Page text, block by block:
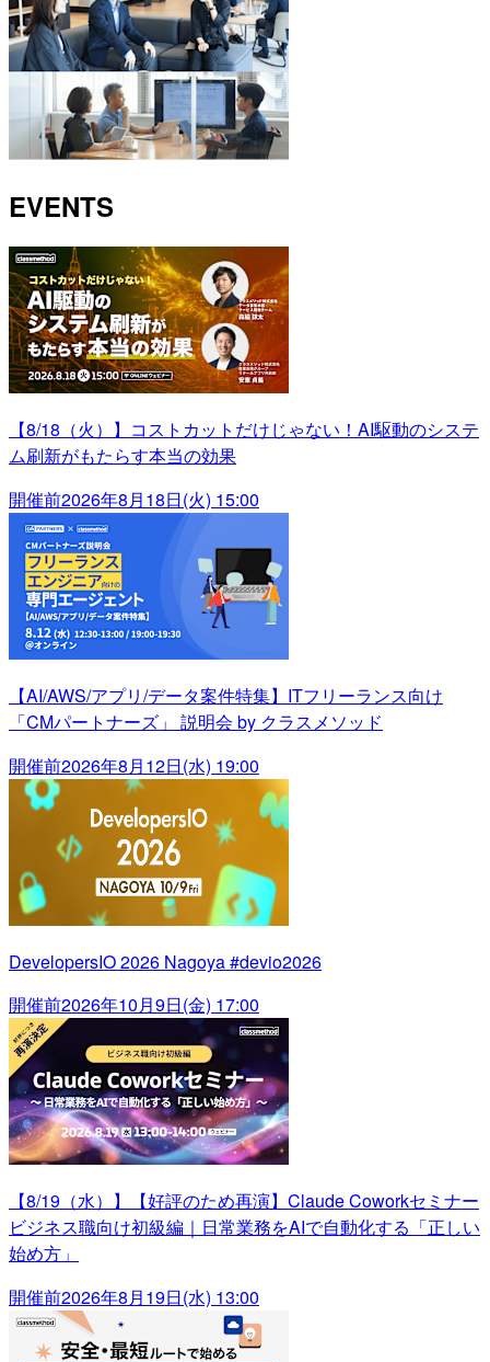
EVENTS
【8/18（火）】コストカットだけじゃない！AI駆動のシステ
ム刷新がもたらす本当の効果
開催前2026年8月18日(火) 15:00
【AI/AWS/アプリ/データ案件特集】ITフリーランス向け
「CMパートナーズ」 説明会 by クラスメソッド
開催前2026年8月12日(水) 19:00
DevelopersIO 2026 Nagoya #devio2026
開催前2026年10月9日(金) 17:00
【8/19（水）】【好評のため再演】Claude Coworkセミナー
ビジネス職向け初級編｜日常業務をAIで自動化する「正しい
始め方」
開催前2026年8月19日(水) 13:00